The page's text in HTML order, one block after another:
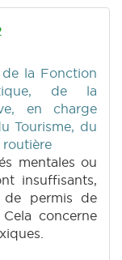
la Fonction
de la
en charge
Tourisme, du
routière
mentales ou
insuffisants,
de permis de
concerne